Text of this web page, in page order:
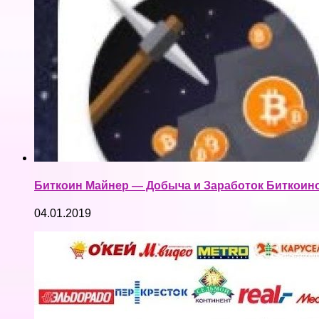
Биткоин Майнер — Добыча и Заработок
04.01.2019